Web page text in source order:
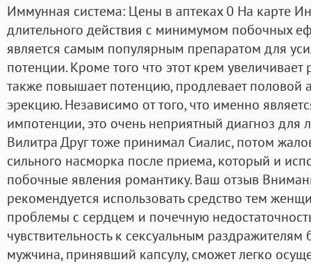
Иммунная система: Цены в аптеках 0 На карте
длительного действия с минимумом побочных
является самым популярным препаратом для
потенции. Кроме того что этот крем
также повышает потенцию, продлевает половой
эрекцию. Независимо от того, что именно
импотенции, это очень неприятный диагноз
Вилитра Друг тоже принимал Сиалис, потом
сильного насморка после приема, который и
побочные явления романтику. Ваш отзыв
рекомендуется использовать средство тем
проблемы с сердцем и почечную
чувствительность к сексуальным раздражителям
мужчина, принявший капсулу, сможет легко